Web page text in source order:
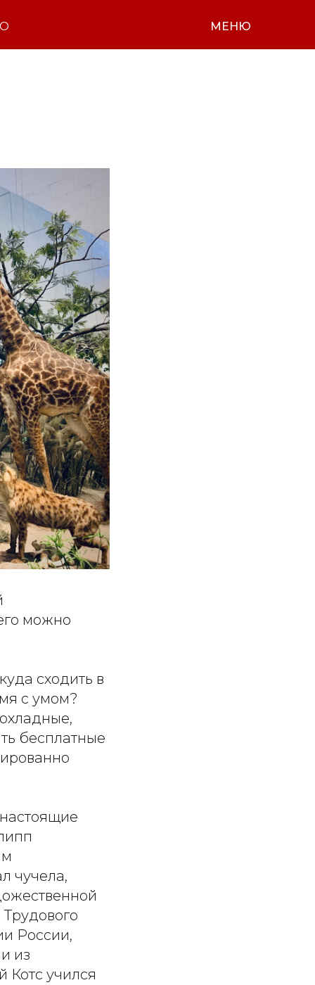
МЕНЮ
можно
сходить в
с умом?
бесплатные
чучела,
России,
из
Котс учился